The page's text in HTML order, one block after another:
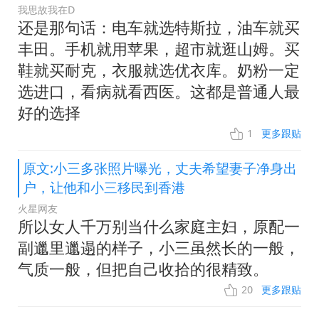
我思故我在D
还是那句话：电车就选特斯拉，油车就买
丰田。手机就用苹果，超市就逛山姆。买
鞋就买耐克，衣服就选优衣库。奶粉一定
选进口，看病就看西医。这都是普通人最
好的选择
1 更多跟贴
原文:小三多张照片曝光，丈夫希望妻子净身出
户，让他和小三移民到香港
火星网友
所以女人千万别当什么家庭主妇，原配一
副邋里邋遢的样子，小三虽然长的一般，
气质一般，但把自己收拾的很精致。
20 更多跟贴